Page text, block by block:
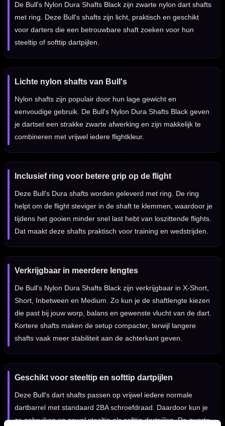
De Bull's Nylon Dura Shafts Black zijn zwarte nylon dart shafts
met ring. Deze Bull's shafts zijn licht, praktisch en geschikt
voor darters die een betrouwbare shaft zoeken voor hun
steeltip of softtip dartpijlen.
Lichte nylon shafts van Bull's
Nylon shafts zijn populair door hun lage gewicht en
eenvoudige gebruik. De Bull's Nylon Dura Shafts Black geven
je dartset een strakke zwarte afwerking en zijn makkelijk te
combineren met vrijwel iedere flightkleur.
Inclusief ring voor betere grip op de flight
Deze Bull's Dura shafts worden geleverd met ring. De ring
helpt om de flight steviger in de shaft te klemmen, waardoor je
tijdens het gooien minder snel last hebt van loszittende flights.
Dat maakt deze shafts praktisch voor training en wedstrijden.
Verkrijgbaar in meerdere lengtes
De Bull's Nylon Dura Shafts Black zijn verkrijgbaar in X-Short,
Short, Inbetween en Medium. Zo kun je de shaftlengte kiezen
die past bij jouw worp, balans en gewenste vlucht van de dart.
Kortere shafts maken de setup compacter, terwijl langere
shafts vaak meer stabiliteit aan de achterkant geven.
Geschikt voor steeltip en softtip dartpijlen
Deze Bull's dart shafts passen op vrijwel iedere normale
dartbarrel met standaard 2BA schroefdraad. Daardoor kun je
ze gebruiken op zowel steeltip als softtip dartpijlen. De zwarte